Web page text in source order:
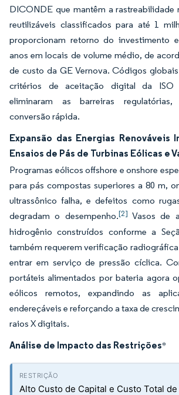
DICONDE que mantêm a rastreabilidade
reutilizáveis classificados para até 1
proporcionam retorno do investimento
anos em locais de volume médio, de
de custo da GE Vernova. Códigos
critérios de aceitação digital da ISO
eliminaram as barreiras
conversão rápida.
Expansão das Energias Renováveis
Ensaios de Pás de Turbinas Eólicas e
Programas eólicos offshore e onshore
para pás compostas superiores a 80 m,
ultrassônico falha, e defeitos como
degradam o desempenho.[2] Vasos de
hidrogênio construídos conforme a
também requerem verificação
entrar em serviço de pressão cíclica.
portáteis alimentados por bateria agora
eólicos remotos, expandindo as
endereçáveis e reforçando a taxa de
raios X digitais.
Análise de Impacto das Restrições*
Alto Custo de Capital e Custo Total de